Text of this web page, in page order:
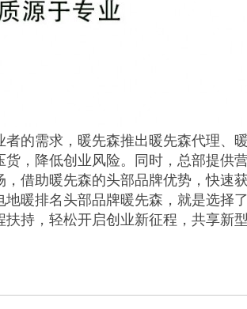
者的需求，暖先森推出暖先森代理、
货，降低创业风险。同时，总部提供
，借助暖先森的头部品牌优势，快速
地暖排名头部品牌暖先森，就是选择
扶持，轻松开启创业新征程，共享新